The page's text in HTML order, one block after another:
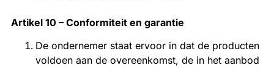
Artikel 10 – Conformiteit en garantie
De ondernemer staat ervoor in dat de producten
voldoen aan de overeenkomst, de in het aanbod